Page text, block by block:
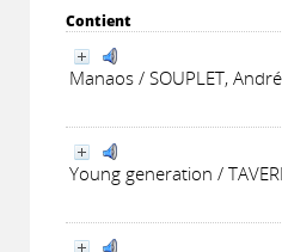
Contient
Manaos / SOUPLET,
Young generation /